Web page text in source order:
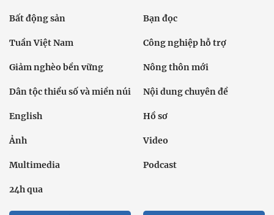
Bất động sản Bạn đọc
Tuần Việt Nam Công nghiệp hỗ trợ
Giảm nghèo bền vững Nông thôn mới
Dân tộc thiểu số và miền núi Nội dung chuyên đề
English Hồ sơ
Ảnh Video
Multimedia Podcast
24h qua